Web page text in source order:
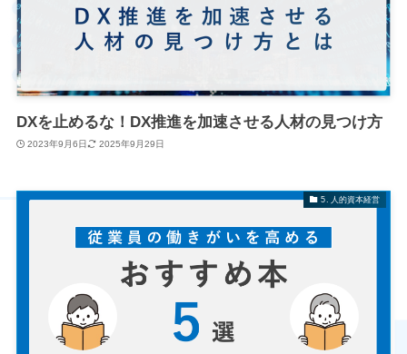
DXを止めるな！DX推進を加速させる人材の見つけ方
2023年9月6日 2025年9月29日
5. 人的資本経営